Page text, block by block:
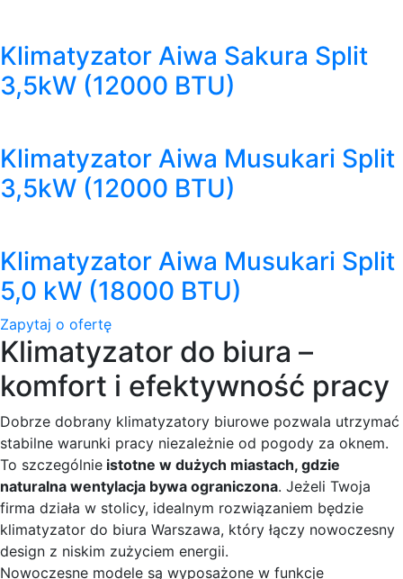
Klimatyzator Aiwa Sakura Split
3,5kW (12000 BTU)
Klimatyzator Aiwa Musukari Split
3,5kW (12000 BTU)
Klimatyzator Aiwa Musukari Split
5,0 kW (18000 BTU)
Zapytaj o ofertę
Klimatyzator do biura –
komfort i efektywność pracy
Dobrze dobrany klimatyzatory biurowe pozwala utrzymać
stabilne warunki pracy niezależnie od pogody za oknem.
To szczególnie istotne w dużych miastach, gdzie
naturalna wentylacja bywa ograniczona. Jeżeli Twoja
firma działa w stolicy, idealnym rozwiązaniem będzie
klimatyzator do biura Warszawa, który łączy nowoczesny
design z niskim zużyciem energii.
Nowoczesne modele są wyposażone w funkcje